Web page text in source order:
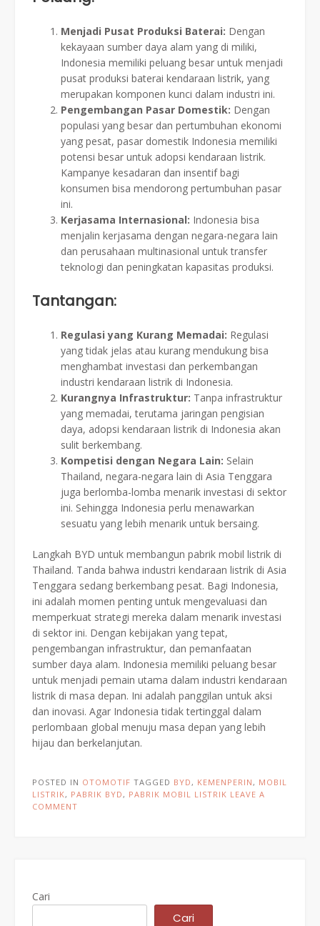
Menjadi Pusat Produksi Baterai: Dengan
kekayaan sumber daya alam yang di miliki,
Indonesia memiliki peluang besar untuk menjadi
pusat produksi baterai kendaraan listrik, yang
merupakan komponen kunci dalam industri ini.
Pengembangan Pasar Domestik: Dengan
populasi yang besar dan pertumbuhan ekonomi
yang pesat, pasar domestik Indonesia memiliki
potensi besar untuk adopsi kendaraan listrik.
Kampanye kesadaran dan insentif bagi
konsumen bisa mendorong pertumbuhan pasar
ini.
Kerjasama Internasional: Indonesia bisa
menjalin kerjasama dengan negara-negara lain
dan perusahaan multinasional untuk transfer
teknologi dan peningkatan kapasitas produksi.
Tantangan:
Regulasi yang Kurang Memadai: Regulasi
yang tidak jelas atau kurang mendukung bisa
menghambat investasi dan perkembangan
industri kendaraan listrik di Indonesia.
Kurangnya Infrastruktur: Tanpa infrastruktur
yang memadai, terutama jaringan pengisian
daya, adopsi kendaraan listrik di Indonesia akan
sulit berkembang.
Kompetisi dengan Negara Lain: Selain
Thailand, negara-negara lain di Asia Tenggara
juga berlomba-lomba menarik investasi di sektor
ini. Sehingga Indonesia perlu menawarkan
sesuatu yang lebih menarik untuk bersaing.
Langkah BYD untuk membangun pabrik mobil listrik di
Thailand. Tanda bahwa industri kendaraan listrik di Asia
Tenggara sedang berkembang pesat. Bagi Indonesia,
ini adalah momen penting untuk mengevaluasi dan
memperkuat strategi mereka dalam menarik investasi
di sektor ini. Dengan kebijakan yang tepat,
pengembangan infrastruktur, dan pemanfaatan
sumber daya alam. Indonesia memiliki peluang besar
untuk menjadi pemain utama dalam industri kendaraan
listrik di masa depan. Ini adalah panggilan untuk aksi
dan inovasi. Agar Indonesia tidak tertinggal dalam
perlombaan global menuju masa depan yang lebih
hijau dan berkelanjutan.
POSTED IN OTOMOTIF TAGGED BYD, KEMENPERIN, MOBIL
LISTRIK, PABRIK BYD, PABRIK MOBIL LISTRIK LEAVE A
COMMENT
Cari
Cari